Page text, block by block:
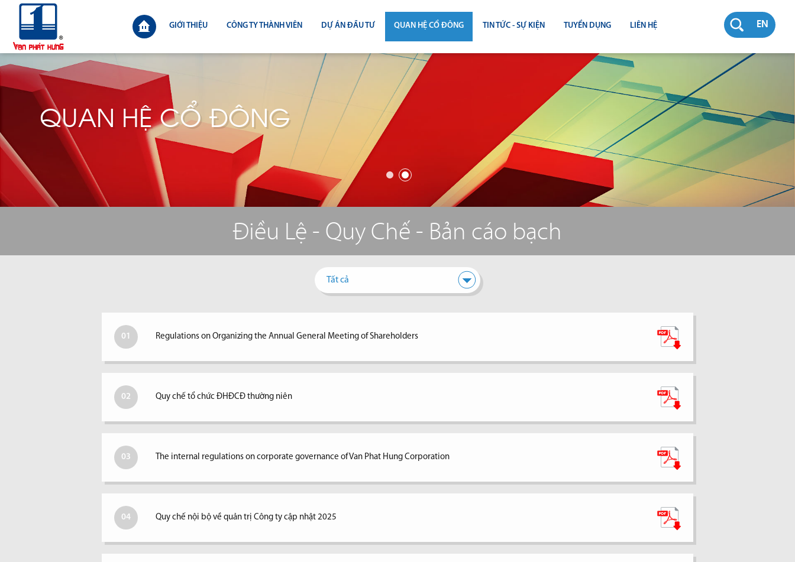
EN
GIỚI THIỆU CÔNG TY THÀNH VIÊN DỰ ÁN ĐẦU TƯ QUAN HỆ CỔ ĐÔNG
CÔNG BỐ THÔNG TIN
ĐẠI HỘI ĐỒNG CỔ ĐÔNG
BÁO CÁO QUẢN TRỊ CÔNG TY
ĐIỀU LỆ - QUY CHẾ - BẢN CÁO BẠCH
TIN TỨC - SỰ KIỆN
TIN CÔNG TY
TUYỂN DỤNG LIÊN HỆ
QUAN HỆ CỔ ĐÔNG
Điều Lệ - Quy Chế - Bản cáo bạch
Tất cả
01 Regulations on Organizing the Annual General Meeting of Shareholders
02 Quy chế tổ chức ĐHĐCĐ thường niên
03 The internal regulations on corporate governance of Van Phat Hung Corporation
04 Quy chế nội bộ về quản trị Công ty cập nhật 2025